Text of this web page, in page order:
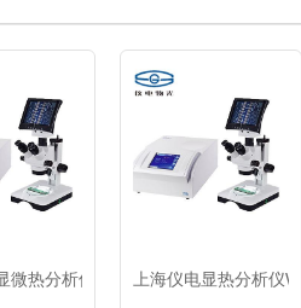
微热分析仪(程控、数显)(显微熔点仪
上海仪电显热分析仪